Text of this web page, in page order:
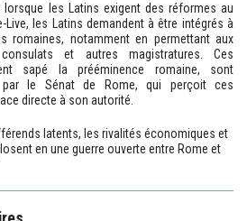
lorsque les Latins exigent des réformes au
Live, les Latins demandent à être intégrés à
romaines, notamment en permettant aux
et autres magistratures. Ces
sapé la prééminence romaine, sont
par le Sénat de Rome, qui perçoit ces
directe à son autorité.
latents, les rivalités économiques et
en une guerre ouverte entre Rome et